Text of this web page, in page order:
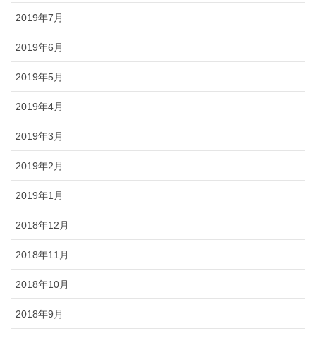
2019年7月
2019年6月
2019年5月
2019年4月
2019年3月
2019年2月
2019年1月
2018年12月
2018年11月
2018年10月
2018年9月